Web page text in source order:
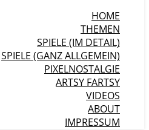
HOME
THEMEN
SPIELE (IM DETAIL)
SPIELE (GANZ ALLGEMEIN)
PIXELNOSTALGIE
ARTSY FARTSY
VIDEOS
ABOUT
IMPRESSUM